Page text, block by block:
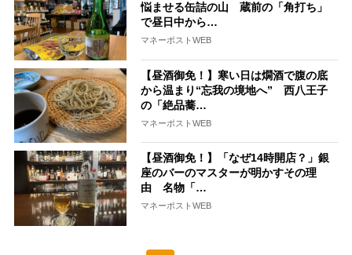
悩ませる缶詰の山 蔵前の「角打ち」
で昼日中から…
マネーポストWEB
【昼酒御免！】寒い日は燗酒で腹の底
から温まり“忘我の境地へ” 西八王子
の「絶品蕎…
マネーポストWEB
【昼酒御免！】「なぜ14時開店？」銀
座のバーのマスターが明かすその理
由 名物「…
マネーポストWEB